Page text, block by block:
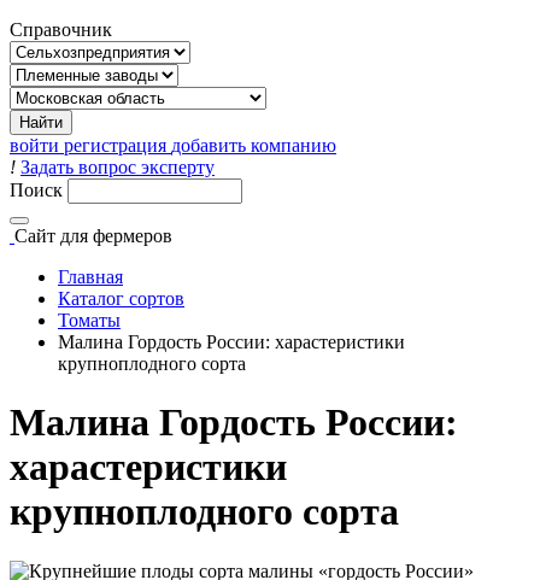
Справочник
войти регистрация добавить компанию
! Задать вопрос эксперту
Поиск
Сайт для фермеров
Главная
Каталог сортов
Томаты
Малина Гордость России: харастеристики
крупноплодного сорта
Малина Гордость России:
харастеристики
крупноплодного сорта